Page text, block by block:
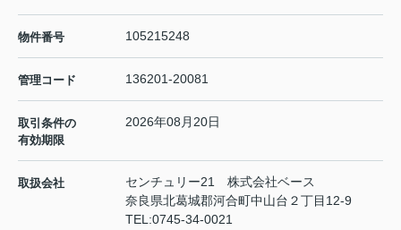
物件番号 105215248
管理コード 136201-20081
取引条件の
有効期限
2026年08月20日
取扱会社
センチュリー21 株式会社ベース
奈良県北葛城郡河合町中山台２丁目12-9
TEL:0745-34-0021